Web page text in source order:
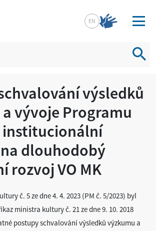
EN
výsledků
vývoje Programu
institucionální
dlouhodobý
rozvoj VO MK
č. 5 ze dne 4. 4. 2023 (PM č. 5/2023) byl
ministra kultury č. 21 ze dne 9. 10. 2018
postupy schvalování výsledků výzkumu a